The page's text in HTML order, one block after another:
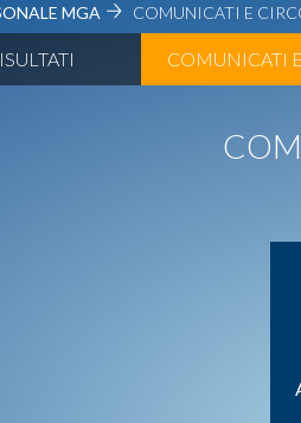
MGA COMUNICATI E
COMUNICATI